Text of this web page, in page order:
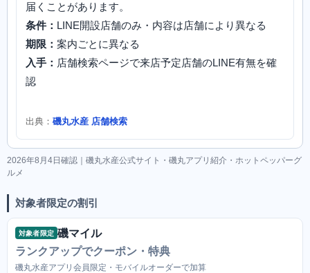
届くことがあります。
条件： LINE開設店舗のみ・内容は店舗により異なる
期限： 案内ごとに異なる
入手： 店舗検索ページで来店予定店舗のLINE有無を確
認
出典： 磯丸水産 店舗検索
2026年8月4日確認｜磯丸水産公式サイト・磯丸アプリ紹介・ホットペッパーグ
ルメ
対象者限定の割引
対象者限定 磯マイル
ランクアップでクーポン・特典
磯丸水産アプリ会員限定・モバイルオーダーで加算